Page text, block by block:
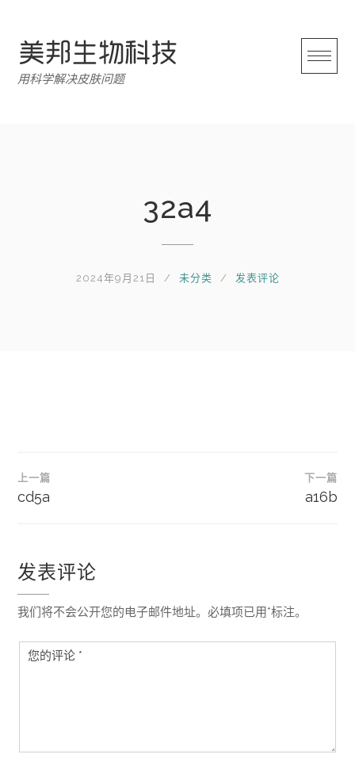
用科学解决皮肤问题
32a4
2024年9月21日 未分类 发表评论
文
章
航
上一篇
cd5a
下一篇
a16b
发表评论
我们将不会公开您的电子邮件地址。必填项已用*标注。